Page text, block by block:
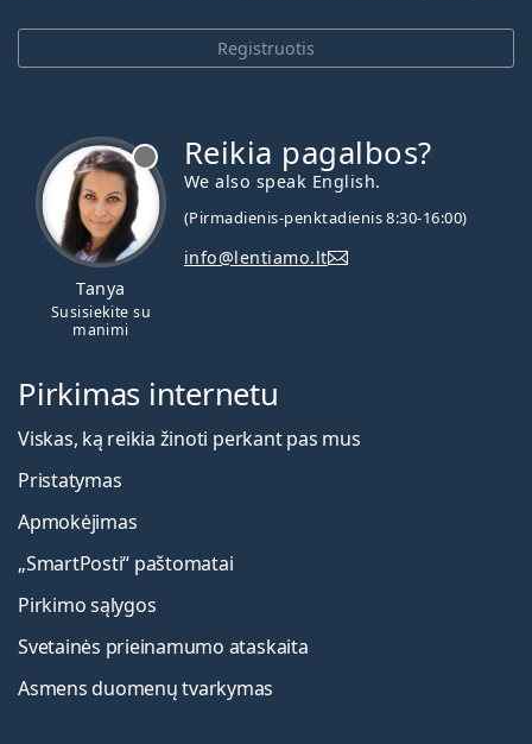
instrukcijas
Registruotis
Tanya
Susisiekite su
manimi
Reikia pagalbos?
We also speak English.
(Pirmadienis-penktadienis 8:30-16:00)
info@lentiamo.lt
Pirkimas internetu
Viskas, ką reikia žinoti perkant pas mus
Pristatymas
Apmokėjimas
„SmartPosti“ paštomatai
Pirkimo sąlygos
Svetainės prieinamumo ataskaita
Asmens duomenų tvarkymas